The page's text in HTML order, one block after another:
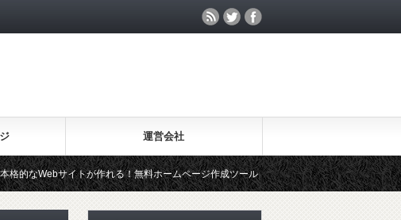
運営会社
作れる！無料ホームページ作成ツール「Wix」を試してみた 20年先の生き